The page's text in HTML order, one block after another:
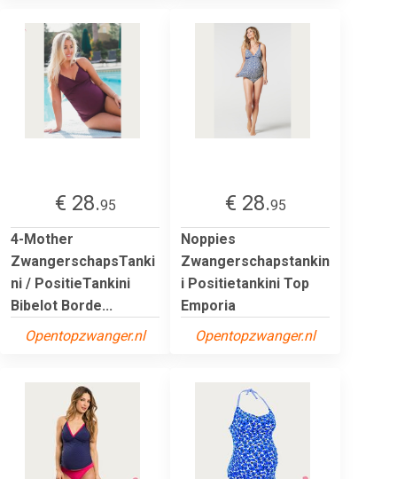
€ 28.95
4-Mother
ZwangerschapsTanki
ni / PositieTankini
Bibelot Borde...
Opentopzwanger.nl
€ 28.95
Noppies
Zwangerschapstankin
i Positietankini Top
Emporia
Opentopzwanger.nl